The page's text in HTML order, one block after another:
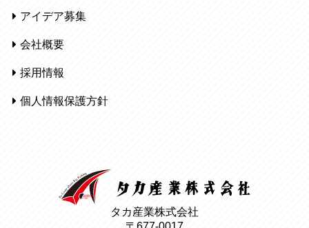
アイデア募集
会社概要
採用情報
個人情報保護方針
タカ産業株式会社